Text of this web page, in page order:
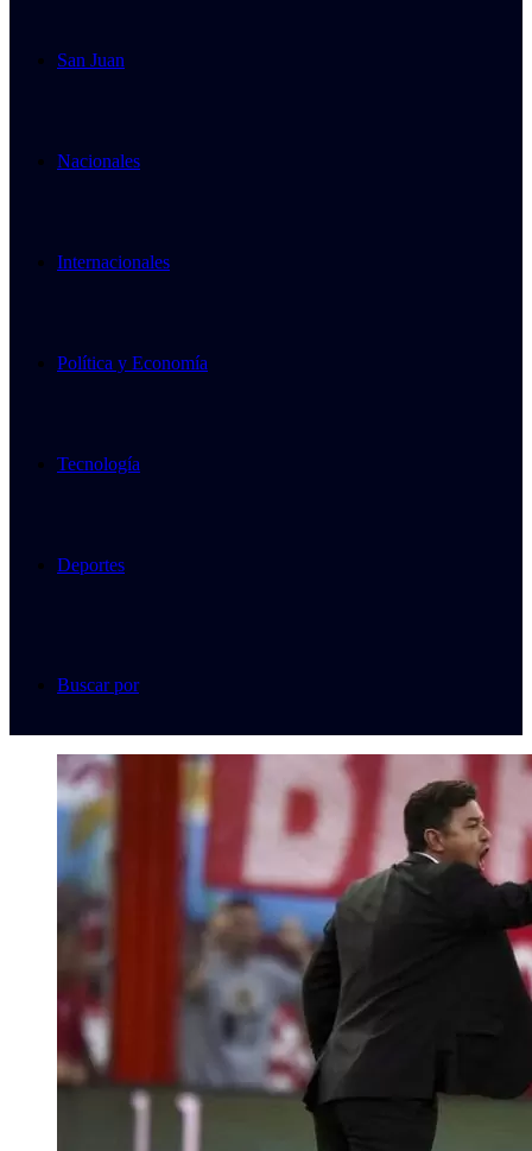
San Juan
Nacionales
Internacionales
Política y Economía
Tecnología
Deportes
Buscar por